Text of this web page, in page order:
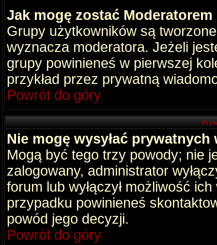
Jak mogę zostać
Grupy użytkowników są
wyznacza moderatora. Jeżeli
grupy powinieneś w pierwszej
przykład przez prywatną
Powrót do góry
Nie mogę wysyłać
Mogą być tego trzy powody; nie
zalogowany, administrator
forum lub wyłączył możliwość
przypadku powinieneś
powód jego decyzji.
Powrót do góry